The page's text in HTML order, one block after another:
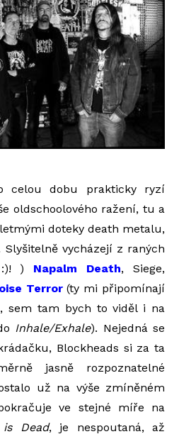
celou dobu prakticky ryzí
oldschoolového ražení, tu a
doteky death metalu,
vycházejí z raných
:)! ) Napalm Death, Siege,
Terror(ty mi připomínají
sem tam bych to viděl i na
Inhale/Exhale). Nejedná se
Blockheads si za ta
jasně rozpoznatelné
už na výše zmíněném
ve stejné míře na
Dead, je nespoutaná, až